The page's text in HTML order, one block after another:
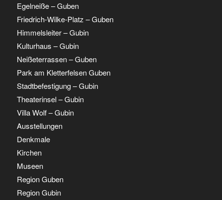
Egelneiße – Guben
Friedrich-Wilke-Platz – Guben
Himmelsleiter – Gubin
Kulturhaus – Gubin
Neißeterrassen – Guben
Park am Kletterfelsen Guben
Stadtbefestigung – Gubin
Theaterinsel – Gubin
Villa Wolf – Gubin
Ausstellungen
Denkmale
Kirchen
Museen
Region Guben
Region Gubin